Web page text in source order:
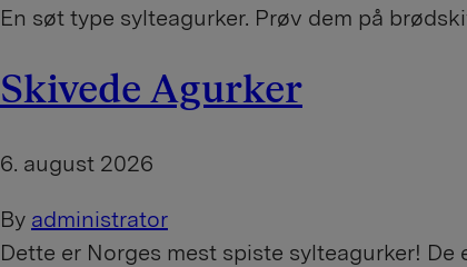
En søt type sylteagurker. Prøv dem på
Skivede Agurker
6. august 2026
By administrator
Dette er Norges mest spiste sylteagurker!